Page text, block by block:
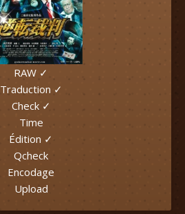
RAW ✓
Traduction ✓
Check ✓
Time
Édition ✓
Qcheck
Encodage
Upload